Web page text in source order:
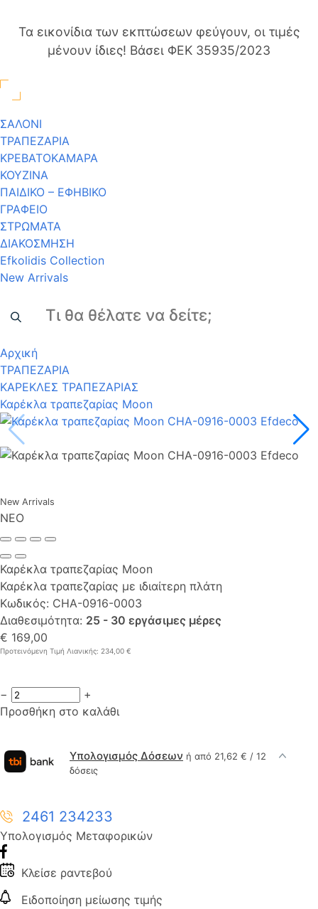
Τα εικονίδια των εκπτώσεων φεύγουν, οι τιμές
μένουν ίδιες! Βάσει ΦΕΚ 35935/2023
ΣΑΛΟΝΙ
ΤΡΑΠΕΖΑΡΙΑ
ΚΡΕΒΑΤΟΚΑΜΑΡΑ
ΚΟΥΖΙΝΑ
ΠΑΙΔΙΚΟ – ΕΦΗΒΙΚΟ
ΓΡΑΦΕΙΟ
ΣΤΡΩΜΑΤΑ
ΔΙΑΚΟΣΜΗΣΗ
Efkolidis Collection
New Arrivals
Αρχική
ΤΡΑΠΕΖΑΡΙΑ
ΚΑΡΕΚΛΕΣ ΤΡΑΠΕΖΑΡΙΑΣ
Καρέκλα τραπεζαρίας Moon
New Arrivals
NΕΟ
Καρέκλα τραπεζαρίας Moon
Καρέκλα τραπεζαρίας με ιδιαίτερη πλάτη
Κωδικός: CHA-0916-0003
Διαθεσιμότητα: 25 - 30 εργάσιμες μέρες
€ 169,00
Προτεινόμενη Τιμή Λιανικής: 234,00 €
−
+
Προσθήκη στο καλάθι
Υπολογισμός Δόσεων ή από 21,62 € / 12
δόσεις
2461 234233
Υπολογισμός Μεταφορικών
Κλείσε ραντεβού
Ειδοποίηση μείωσης τιμής